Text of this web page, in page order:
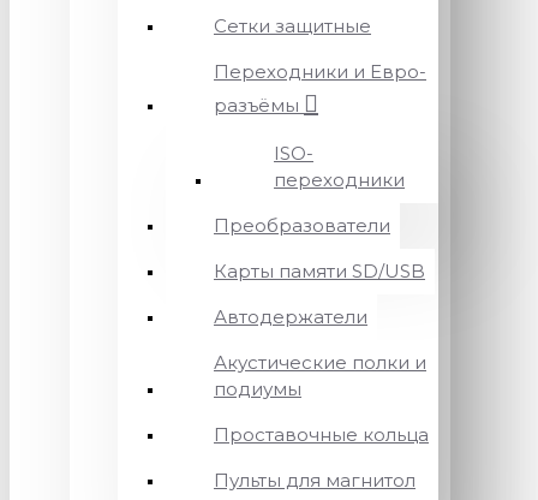
Сетки защитные
Переходники и Евро-
разъёмы
ISO-
переходники
Преобразователи
Карты памяти SD/USB
Автодержатели
Акустические полки и
подиумы
Проставочные кольца
Пульты для магнитол